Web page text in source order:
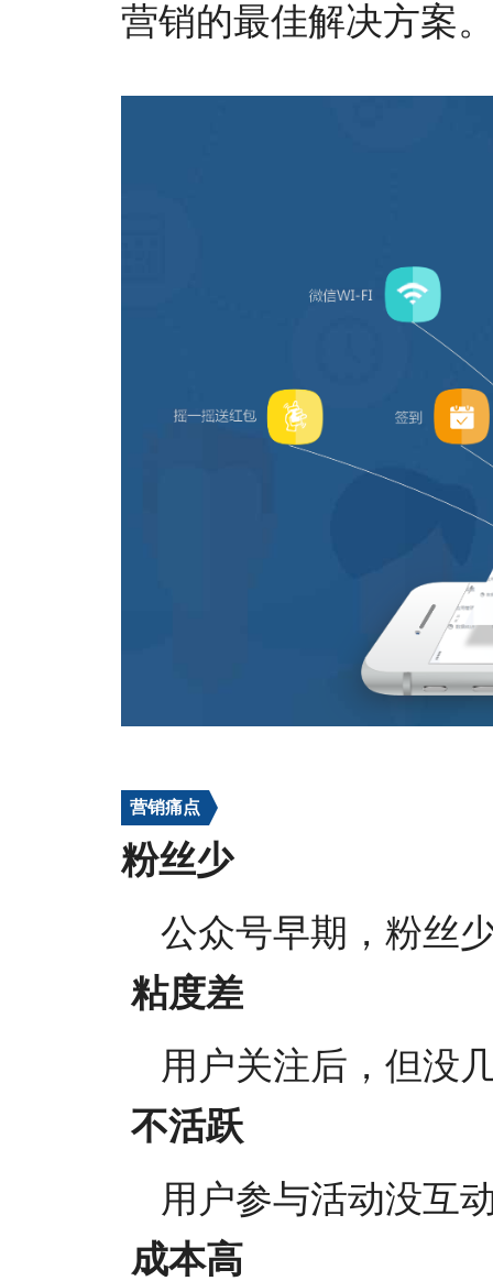
营销的最佳解决方案
营销痛点
粉丝少
公众号早期，粉丝
粘度差
用户关注后，但没
不活跃
用户参与活动没互
成本高